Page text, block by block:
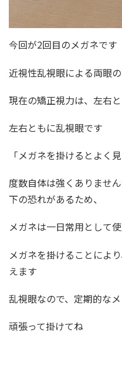
今回が2回目のメガネです
近視性乱視眼による両眼
現在の矯正視力は、左右
左右ともに乱視眼です
「メガネを掛けるとよく見
度数自体は強くありませ
下の恐れがあるため、
メガネは一日常用として
メガネを掛けることによ
えます
乱視眼なので、定期的な
頑張って掛けてね